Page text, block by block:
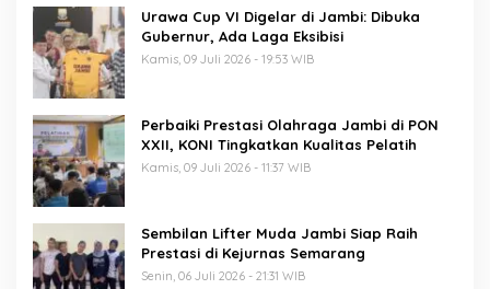
Urawa Cup VI Digelar di Jambi: Dibuka
Gubernur, Ada Laga Eksibisi
Kamis, 09 Juli 2026 - 19:53 WIB
Perbaiki Prestasi Olahraga Jambi di PON
XXII, KONI Tingkatkan Kualitas Pelatih
Kamis, 09 Juli 2026 - 11:37 WIB
Sembilan Lifter Muda Jambi Siap Raih
Prestasi di Kejurnas Semarang
Senin, 06 Juli 2026 - 21:31 WIB